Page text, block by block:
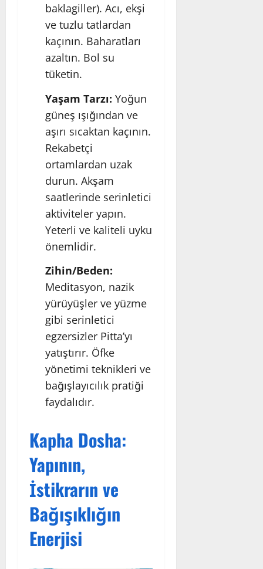
baklagiller). Acı, ekşi
ve tuzlu tatlardan
kaçının. Baharatları
azaltın. Bol su
tüketin.
Yaşam Tarzı: Yoğun
güneş ışığından ve
aşırı sıcaktan kaçının.
Rekabetçi
ortamlardan uzak
durun. Akşam
saatlerinde serinletici
aktiviteler yapın.
Yeterli ve kaliteli uyku
önemlidir.
Zihin/Beden:
Meditasyon, nazik
yürüyüşler ve yüzme
gibi serinletici
egzersizler Pitta’yı
yatıştırır. Öfke
yönetimi teknikleri ve
bağışlayıcılık pratiği
faydalıdır.
Kapha Dosha:
Yapının,
İstikrarın ve
Bağışıklığın
Enerjisi